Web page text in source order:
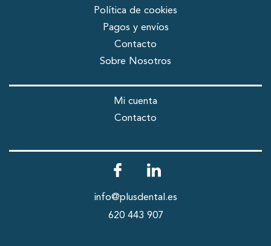
Política de cookies
Pagos y envíos
Contacto
Sobre Nosotros
Mi cuenta
Contacto
info@plusdental.es
620 443 907